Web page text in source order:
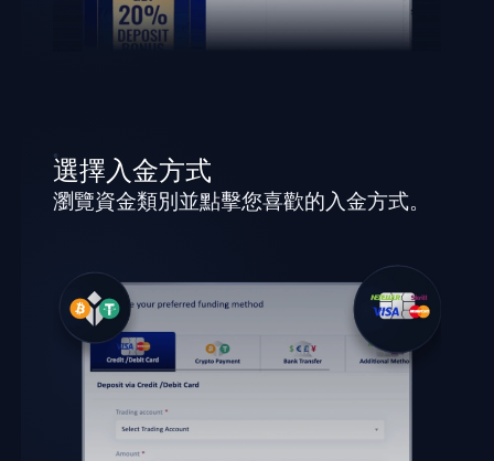
選擇入金方式
瀏覽資金類別並點擊您喜歡的入金方式。